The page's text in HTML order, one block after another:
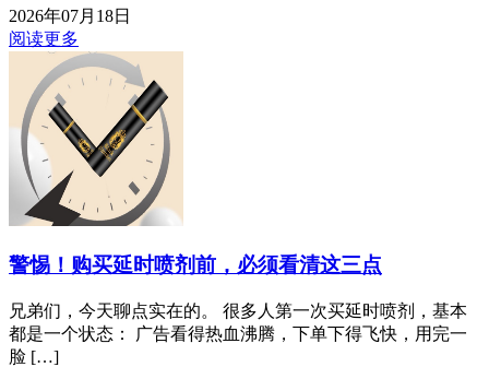
2026年07月18日
阅读更多
警惕！购买延时喷剂前，必须看清这三点
兄弟们，今天聊点实在的。 很多人第一次买延时喷剂，基本
都是一个状态： 广告看得热血沸腾，下单下得飞快，用完一
脸 […]